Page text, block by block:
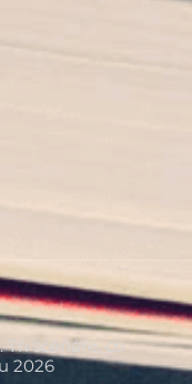
scénáře, co
2026